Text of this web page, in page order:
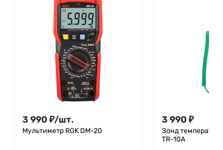
3 990 ₽/шт.
Мультиметр RGK DM-20
3 990 ₽
Зонд
TR-10A